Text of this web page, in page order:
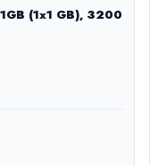
(1x1 GB), 3200